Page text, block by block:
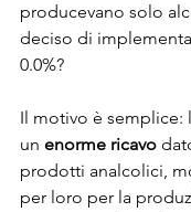
producevano solo
deciso di
0.0%?
Il motivo è semplice:
un enorme ricavo
prodotti analcolici,
per loro per la